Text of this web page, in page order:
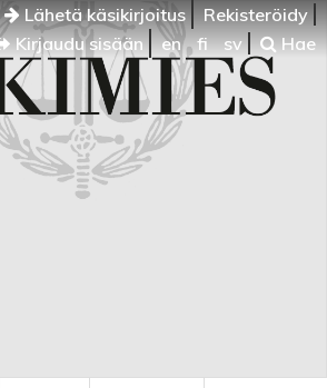
Lähetä käsikirjoitus
Rekisteröidy
Kirjaudu sisään
en fi sv Hae